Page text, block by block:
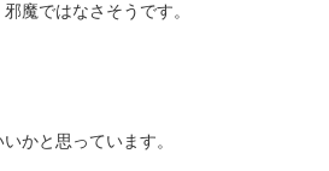
魔ではなさそうです。
かと思っています。